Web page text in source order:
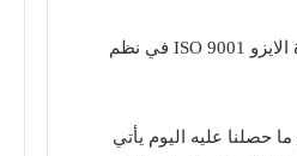
، منصة التجارة الإلكترونية في السوق المصرية اليوم عن حصولها على شهادة الايزو ISO 9001 في نظم
حصلنا عليه اليوم يأتي